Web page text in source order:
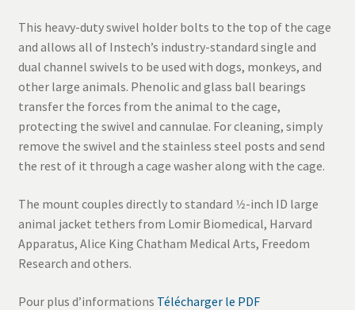
This heavy-duty swivel holder bolts to the top of the cage
and allows all of Instech’s industry-standard single and
dual channel swivels to be used with dogs, monkeys, and
other large animals. Phenolic and glass ball bearings
transfer the forces from the animal to the cage,
protecting the swivel and cannulae. For cleaning, simply
remove the swivel and the stainless steel posts and send
the rest of it through a cage washer along with the cage.
The mount couples directly to standard 1⁄2-inch ID large
animal jacket tethers from Lomir Biomedical, Harvard
Apparatus, Alice King Chatham Medical Arts, Freedom
Research and others.
Pour plus d’informations Télécharger le PDF